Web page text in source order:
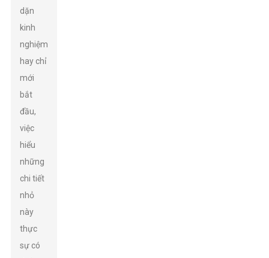
dặn
kinh
nghiệm
hay chỉ
mới
bắt
đầu,
việc
hiểu
những
chi tiết
nhỏ
này
thực
sự có